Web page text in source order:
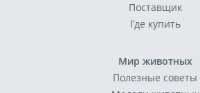
Поставщик
Где купить
Мир животных
Полезные советы